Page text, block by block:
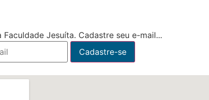
Jesuíta. Cadastre seu e-mail...